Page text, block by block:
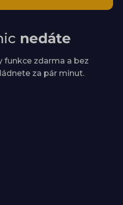
nedáte
funkce zdarma a bez
za pár minut.